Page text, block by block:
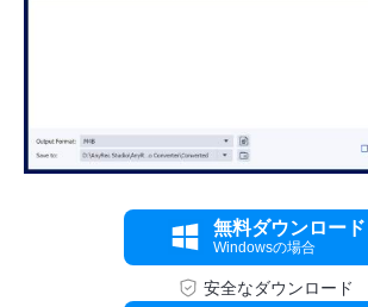
無料ダウンロード
Windowsの場合
安全なダウンロード